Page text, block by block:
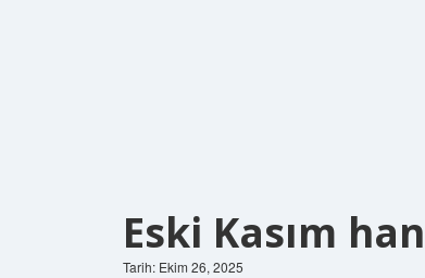
Eski Kasım
Tarih: Ekim 26, 2025